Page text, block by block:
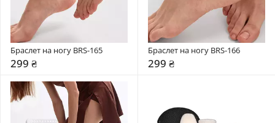
Браслет на ногу BRS-165
299 ₴
Браслет на ногу BRS-166
299 ₴